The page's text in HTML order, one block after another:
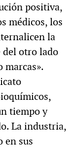
positiva,
médicos, los
la
del otro lado
marcas».
tiempo y
La industria,
en sus